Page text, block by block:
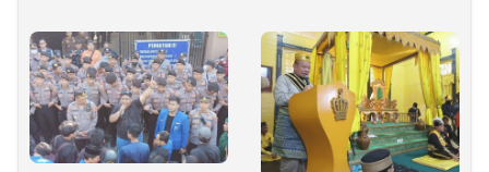
Tertibkan Kader